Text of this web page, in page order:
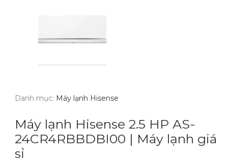
Danh mục: Máy lạnh Hisense
Máy lạnh Hisense 2.5 HP AS-
24CR4RBBDBI00 | Máy lạnh giá
sỉ